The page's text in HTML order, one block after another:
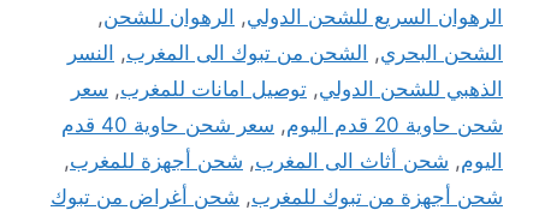
الرهوان السريع للشحن الدولي, الرهوان للشحن,
الشحن البحري, الشحن من تبوك الى المغرب, النسر
الذهبي للشحن الدولي, توصيل امانات للمغرب, سعر
شحن حاوية 20 قدم اليوم
,
سعر شحن حاوية 40 قدم
اليوم, شحن أثاث الى المغرب, شحن أجهزة للمغرب,
شحن أجهزة من تبوك للمغرب, شحن أغراض من تبوك